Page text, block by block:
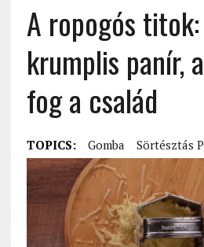
A ropogós
krumplis panír,
fog a család
TOPICS: Gomba Sörtésztás